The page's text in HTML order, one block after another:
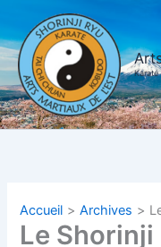
contenu
Karaté
Accueil Archives
Le Shorinji